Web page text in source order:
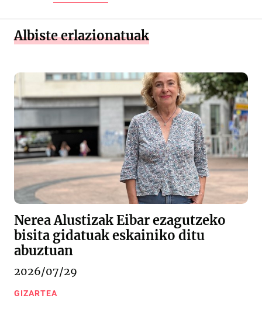
Albiste erlazionatuak
Nerea Alustizak Eibar ezagutzeko
bisita gidatuak eskainiko ditu
abuztuan
2026/07/29
GIZARTEA